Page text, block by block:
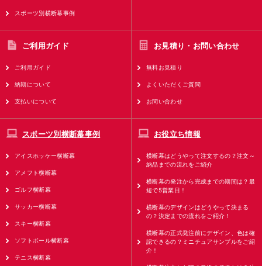
スポーツ別横断幕事例
ご利用ガイド
ご利用ガイド
納期について
支払いについて
お見積り・お問い合わせ
無料お見積り
よくいただくご質問
お問い合わせ
スポーツ別横断幕事例
アイスホッケー横断幕
アメフト横断幕
ゴルフ横断幕
サッカー横断幕
スキー横断幕
ソフトボール横断幕
テニス横断幕
お役立ち情報
横断幕はどうやって注文するの？注文～
納品までの流れをご紹介
横断幕の発注から完成までの期間は？最
短で5営業日！
横断幕のデザインはどうやって決まる
の？決定までの流れをご紹介！
横断幕の正式発注前にデザイン、色は確
認できるの？ミニチュアサンプルをご紹
介！